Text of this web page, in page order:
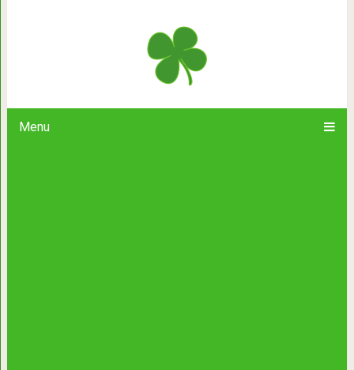
Menu
Осторожно! Токсичные